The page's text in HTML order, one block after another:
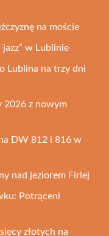
na moście
jazz” w Lublinie
Lublina na trzy dni
2026 z nowym
DW 812 i 816 w
nad jeziorem Firlej
Potrąceni
złotych na